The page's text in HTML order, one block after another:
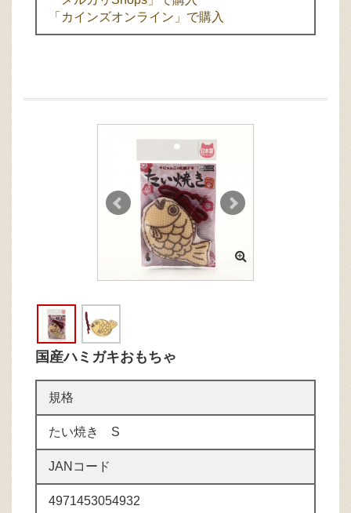
「カインズオンライン」で購入
国産ハミガキおもちゃ
規格
たい焼き S
JANコード
4971453054932